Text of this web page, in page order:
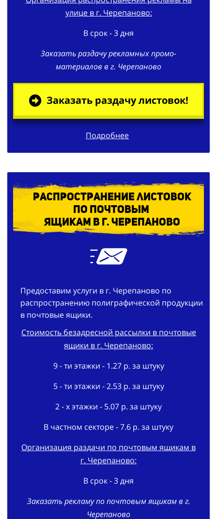
В срок - 3 дня
Заказать раздачу рекламных промо-
материалов в г. Черепаново
Заказать раздачу листовок!
Подробнее
Распространение листовок
попочтовым
ящикам в г. Черепаново
распространению полиграфической продукции
в почтовые ящики.
Стоимость безадресной рассылки в почтовые
ящики в г. Черепаново:
9 - ти этажки - 1.27 р. за штуку
5 - ти этажки - 2.53 р. за штуку
2 - х этажки - 5.07 р. за штуку
В частном секторе - 7.6 р. за штуку
Организация раздачи по почтовым ящикам в
В срок - 3 дня
Заказать рекламу по почтовым ящикам в г.